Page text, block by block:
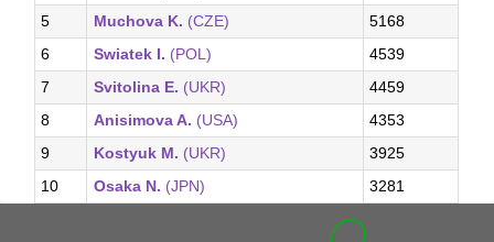
5
Muchova K. (CZE)
5168
6
Swiatek I. (POL)
4539
7
Svitolina E. (UKR)
4459
8
Anisimova A. (USA)
4353
9
Kostyuk M. (UKR)
3925
10
Osaka N. (JPN) 3281